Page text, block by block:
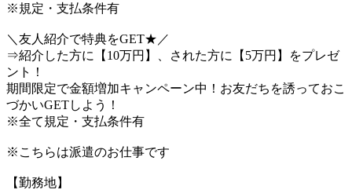
※規定・支払条件有
＼友人紹介で特典をGET★／
⇒紹介した方に【10万円】、された方に【5万円】をプレゼ
ント！
期間限定で金額増加キャンペーン中！お友だちを誘っておこ
づかいGETしよう！
※全て規定・支払条件有
※こちらは派遣のお仕事です
【勤務地】